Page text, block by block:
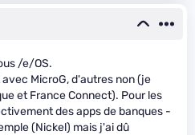
/e/OS.
MicroG, d'autres non (je
et France Connect). Pour les
des apps de banques -
(Nickel) mais j'ai dû